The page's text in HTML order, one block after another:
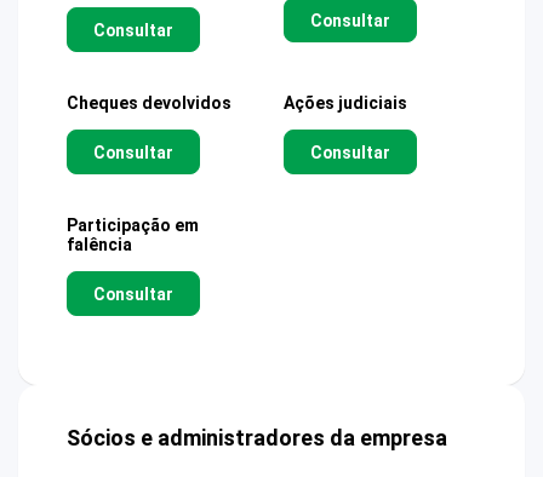
Consultar Consultar
Cheques devolvidos
Consultar
Ações judiciais
Consultar
Participação em
falência
Consultar
Sócios e administradores da empresa